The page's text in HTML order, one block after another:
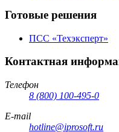
Готовые решения
ПСС «Техэксперт»
Контактная
Телефон
8 (800) 100-495-0
E-mail
hotline@iprosoft.ru